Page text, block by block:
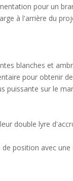
pour un
à l'arrière du
blanches et
pour obtenir
puissante sur le
double lyre
position avec une